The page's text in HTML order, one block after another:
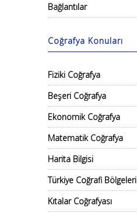
Bağlantılar
Coğrafya Konuları
Fiziki Coğrafya
Beşeri Coğrafya
Ekonomik Coğrafya
Matematik Coğrafya
Harita Bilgisi
Türkiye Coğrafi Bölgeleri
Kıtalar Coğrafyası